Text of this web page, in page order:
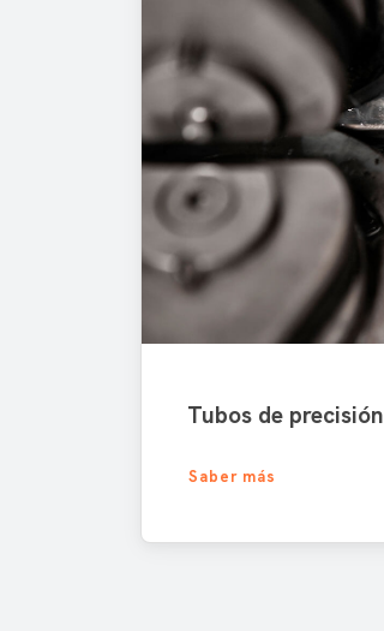
Tubos de precisión
Saber más